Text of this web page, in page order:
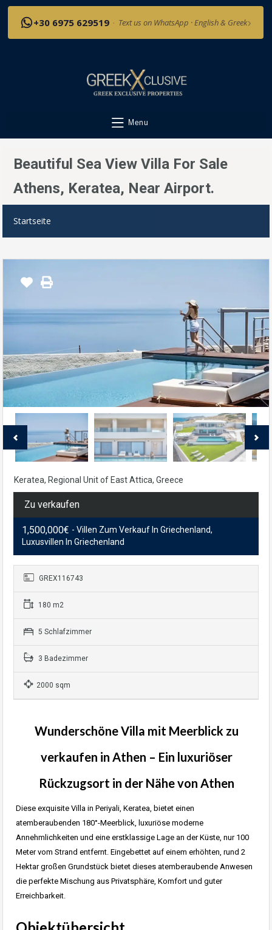
+30 6975 629519 · Text us on WhatsApp · English & Greek›
Menu
Beautiful Sea View Villa For Sale
Athens, Keratea, Near Airport.
Startseite
Keratea, Regional Unit of East Attica, Greece
Zu verkaufen
1,500,000€ - Villen Zum Verkauf In Griechenland,
Luxusvillen In Griechenland
GREX116743
180 m2
5 Schlafzimmer
3 Badezimmer
2000 sqm
Wunderschöne Villa mit Meerblick zu
verkaufen in Athen – Ein luxuriöser
Rückzugsort in der Nähe von Athen
Diese exquisite Villa in Periyali, Keratea, bietet einen
atemberaubenden 180°-Meerblick, luxuriöse moderne
Annehmlichkeiten und eine erstklassige Lage an der Küste, nur 100
Meter vom Strand entfernt. Eingebettet auf einem erhöhten, rund 2
Hektar großen Grundstück bietet dieses atemberaubende Anwesen
die perfekte Mischung aus Privatsphäre, Komfort und guter
Erreichbarkeit.